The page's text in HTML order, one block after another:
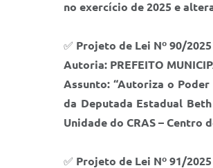
no exercício de 2025 e
✅ Projeto de Lei Nº 90/2025
Autoria: PREFEITO
Assunto: “Autoriza o
da Deputada Estadual
Unidade do CRAS – Centro
✅ Projeto de Lei Nº 91/2025